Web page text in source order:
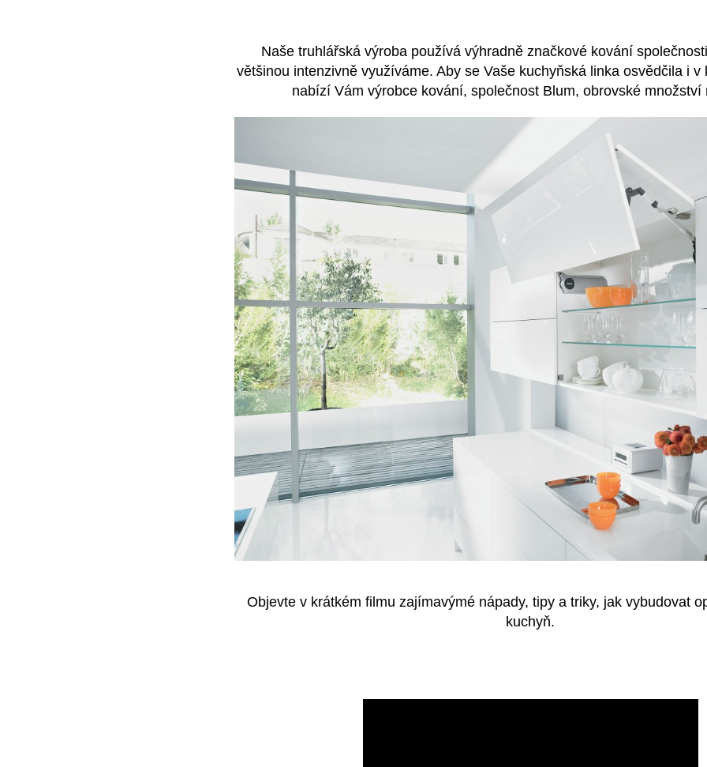
Naše truhlářská výroba používá výhradně značkové kování
většinou intenzivně využíváme. Aby se Vaše kuchyňská linka osvědčila i v
nabízí Vám výrobce kování, společnost Blum, obrovské množství
Objevte v krátkém filmu zajímavýmé nápady, tipy a triky, jak vybudovat
kuchyň.